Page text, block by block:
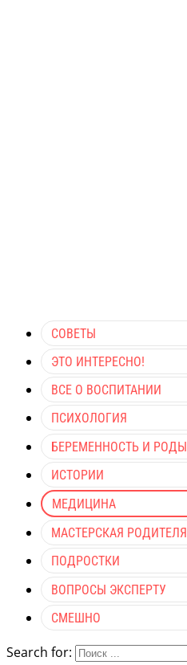
СОВЕТЫ
ЭТО ИНТЕРЕСНО!
ВСЕ О ВОСПИТАНИИ
ПСИХОЛОГИЯ
БЕРЕМЕННОСТЬ И РОДЫ
ИСТОРИИ
МЕДИЦИНА
МАСТЕРСКАЯ РОДИТЕЛЯ
ПОДРОСТКИ
ВОПРОСЫ ЭКСПЕРТУ
СМЕШНО
Search for: